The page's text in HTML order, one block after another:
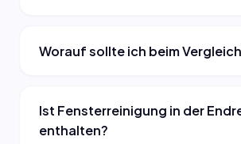
Worauf sollte ich beim
Ist Fensterreinigung in der
enthalten?